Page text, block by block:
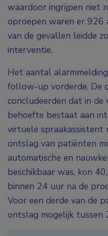
waardoor ingrijpen niet
oproepen waren er 926
van de gevallen leidde
interventie.
Het aantal
follow-up vorderde. De
concludeerden dat in de
behoefte bestaat aan
virtuele spraakassistent
ontslag van patiënten
automatische en
beschikbaar was, kon
binnen 24 uur na de
Voor een derde van de
ontslag mogelijk tussen